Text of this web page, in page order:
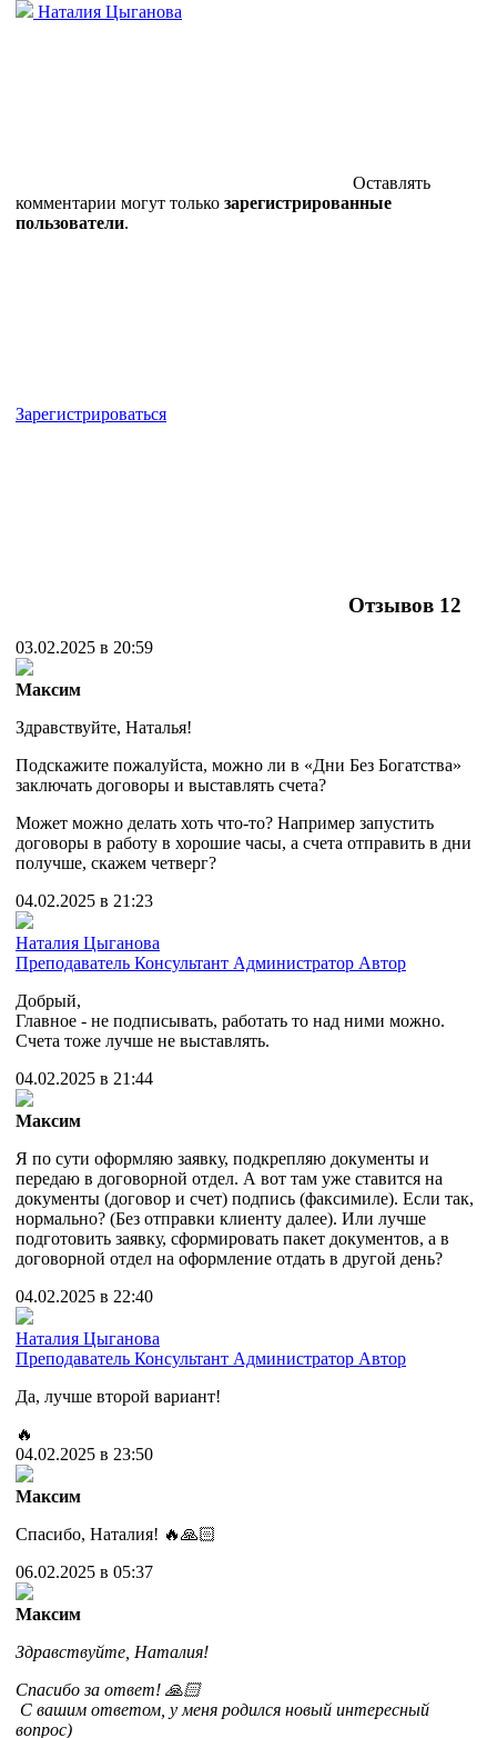
Наталия Цыганова
Оставлять
комментарии могут только зарегистрированные
пользователи.
Зарегистрироваться
Отзывов 12
03.02.2025 в 20:59
Максим
Здравствуйте, Наталья!
Подскажите пожалуйста, можно ли в «Дни Без Богатства»
заключать договоры и выставлять счета?
Может можно делать хоть что-то? Например запустить
договоры в работу в хорошие часы, а счета отправить в дни
получше, скажем четверг?
04.02.2025 в 21:23
Наталия Цыганова
Преподаватель Консультант Администратор Автор
Добрый,
Главное - не подписывать, работать то над ними можно.
Счета тоже лучше не выставлять.
04.02.2025 в 21:44
Максим
Я по сути оформляю заявку, подкрепляю документы и
передаю в договорной отдел. А вот там уже ставится на
документы (договор и счет) подпись (факсимиле). Если так,
нормально? (Без отправки клиенту далее). Или лучше
подготовить заявку, сформировать пакет документов, а в
договорной отдел на оформление отдать в другой день?
04.02.2025 в 22:40
Наталия Цыганова
Преподаватель Консультант Администратор Автор
Да, лучше второй вариант!
🔥
04.02.2025 в 23:50
Максим
Спасибо, Наталия! 🔥🙏🏻
06.02.2025 в 05:37
Максим
Здравствуйте, Наталия!
Спасибо за ответ! 🙏🏻
С вашим ответом, у меня родился новый интересный
вопрос)